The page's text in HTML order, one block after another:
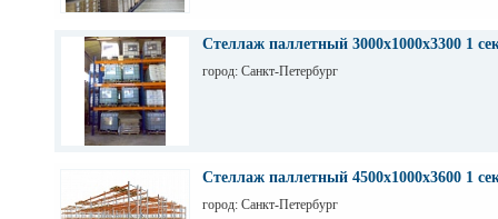
Стеллаж паллетный 3000х1000х3300 1
город: Санкт-Петербург
Стеллаж паллетный 4500х1000х3600 1
город: Санкт-Петербург